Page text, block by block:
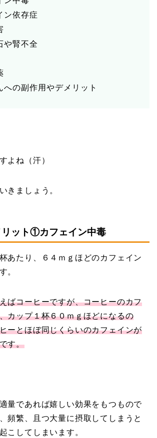
ン依存症
や腎不全
への副作用やデメリット
よね（汗）
きましょう。
ット①カフェイン中毒
あたり、６４ｍｇほどのカフェイン
。
ばコーヒーですが、コーヒーのカフ
カップ１杯６０ｍｇほどになるの
ーとほぼ同じくらいのカフェインが
す。
量であれば嬉しい効果をもつもので
頻繁、且つ大量に摂取してしまうと
こしてしまいます。